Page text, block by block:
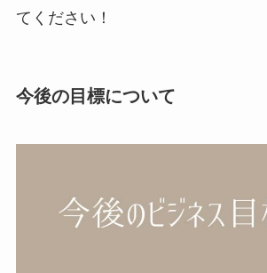
てください！
今後の目標について